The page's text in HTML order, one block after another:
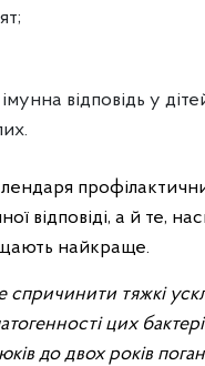
відповідь у
відповіді, а й те,
найкраще.
тяжкі
цих
до двох років